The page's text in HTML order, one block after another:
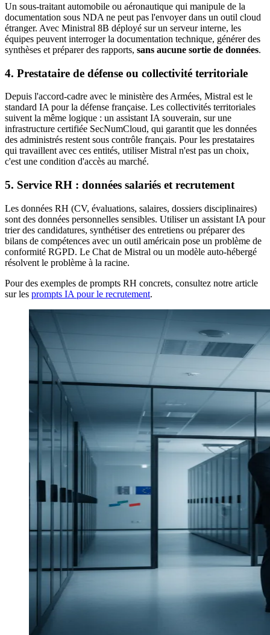
Un sous-traitant automobile ou aéronautique qui manipule de la
documentation sous NDA ne peut pas l'envoyer dans un outil cloud
étranger. Avec Ministral 8B déployé sur un serveur interne, les
équipes peuvent interroger la documentation technique, générer des
synthèses et préparer des rapports, sans aucune sortie de données.
4. Prestataire de défense ou collectivité territoriale
Depuis l'accord-cadre avec le ministère des Armées, Mistral est le
standard IA pour la défense française. Les collectivités territoriales
suivent la même logique : un assistant IA souverain, sur une
infrastructure certifiée SecNumCloud, qui garantit que les données
des administrés restent sous contrôle français. Pour les prestataires
qui travaillent avec ces entités, utiliser Mistral n'est pas un choix,
c'est une condition d'accès au marché.
5. Service RH : données salariés et recrutement
Les données RH (CV, évaluations, salaires, dossiers disciplinaires)
sont des données personnelles sensibles. Utiliser un assistant IA pour
trier des candidatures, synthétiser des entretiens ou préparer des
bilans de compétences avec un outil américain pose un problème de
conformité RGPD. Le Chat de Mistral ou un modèle auto-hébergé
résolvent le problème à la racine.
Pour des exemples de prompts RH concrets, consultez notre article
sur les prompts IA pour le recrutement.